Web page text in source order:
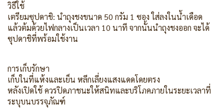
วิธีใช้
เตรียมซุปดาชิ: นำถุงชงขนาด 50 กรัม 1 ซอง ใส่ลงในน้ำเดือด
แล้วต้มด้วยไฟกลางเป็นเวลา 10 นาที จากนั้นนำถุงชงออก จะได้
ซุปดาชิที่พร้อมใช้งาน
การเก็บรักษา
เก็บในที่แห้งและเย็น หลีกเลี่ยงแสงแดดโดยตรง
หลังเปิดใช้ ควรปิดภาชนะให้สนิทและบริโภคภายในระยะเวลาที่
ระบุบนบรรจุภัณฑ์